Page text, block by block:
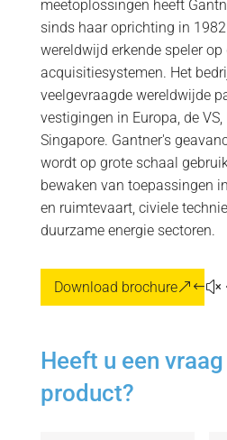
meetoplossingen heeft
sinds haar oprichting in
wereldwijd erkende speler
acquisitiesystemen. Het
veelgevraagde wereldwijde
vestigingen in Europa, de
Singapore. Gantner's
wordt op grote schaal
bewaken van toepassingen
en ruimtevaart, civiele
duurzame energie sectoren.
Download brochure
Heeft u een
product?